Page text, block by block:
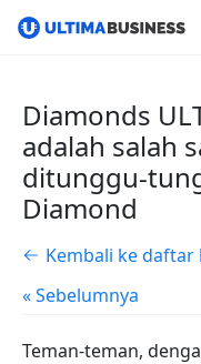
Diamonds
adalah salah
ditunggu-
Diamond
Kembali ke daftar
« Sebelumnya
Teman-teman,